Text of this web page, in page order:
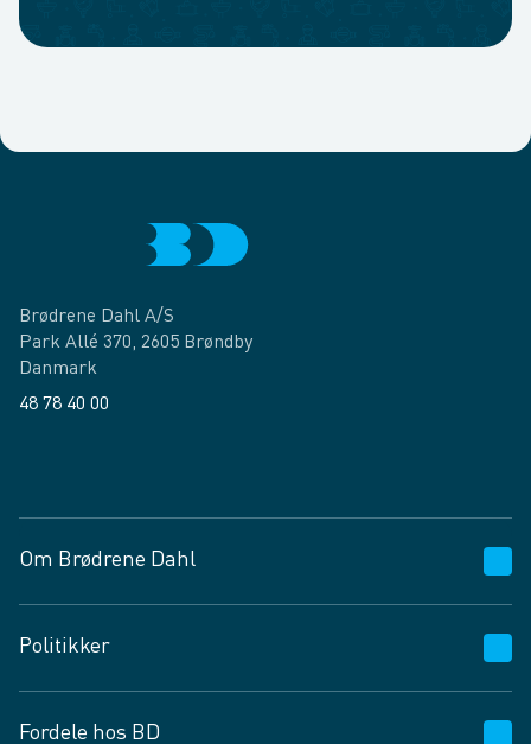
Brødrene Dahl A/S
Park Allé 370, 2605 Brøndby
Danmark
48 78 40 00
Om Brødrene Dahl
Vagttelefon 30 10 89 89
Spørgsmål og svar
Job og karriere
Politikker
Fordele hos BD